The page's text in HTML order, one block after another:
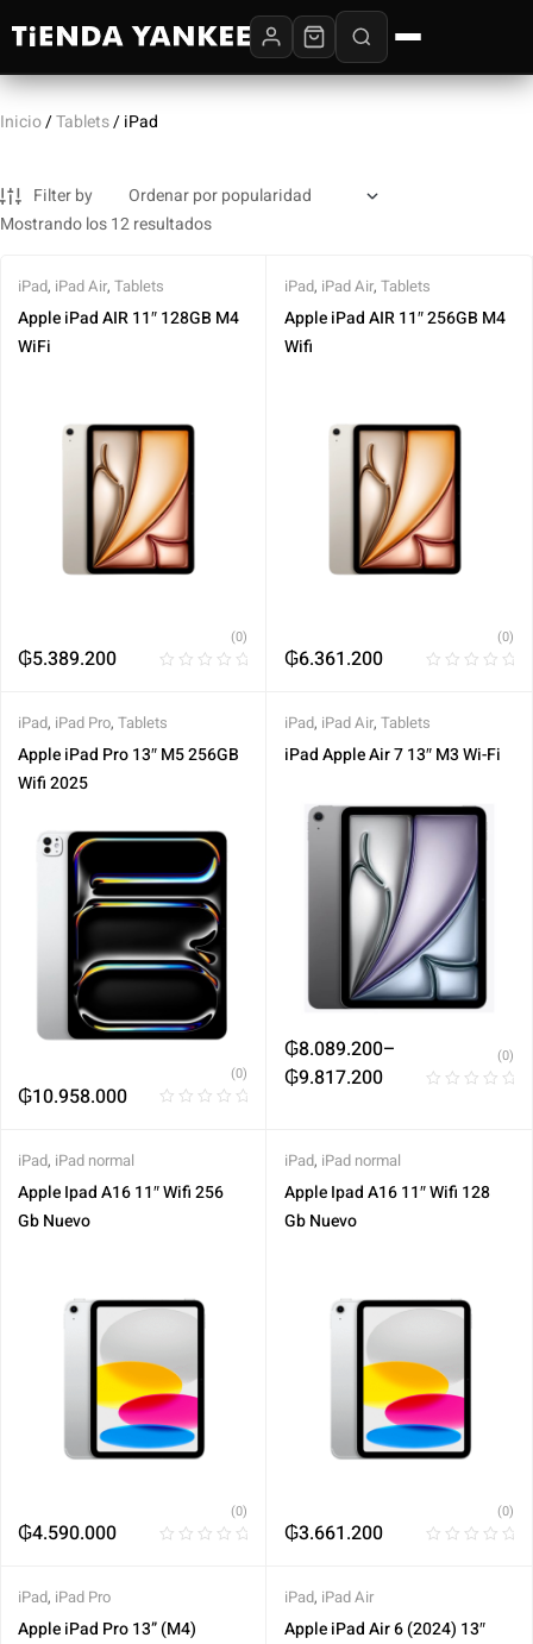
Inicio/Tablets/ iPad
Filter by
Mostrando los 12 resultados
iPad, iPad Air, Tablets
Apple iPad AIR 11″ 128GB M4
WiFi
₲5.389.200
(0)
iPad, iPad Air, Tablets
Apple iPad AIR 11″ 256GB M4
Wifi
₲6.361.200
(0)
iPad, iPad Pro, Tablets
Apple iPad Pro 13″ M5 256GB
Wifi 2025
₲10.958.000
(0)
iPad, iPad Air, Tablets
iPad Apple Air 7 13″ M3 Wi-Fi
₲8.089.200–
₲9.817.200
(0)
iPad, iPad normal
Apple Ipad A16 11″ Wifi 256
Gb Nuevo
₲4.590.000
(0)
iPad, iPad normal
Apple Ipad A16 11″ Wifi 128
Gb Nuevo
₲3.661.200
(0)
iPad, iPad Pro
Apple iPad Pro 13” (M4)
iPad, iPad Air
Apple‎ iPad Air 6 (2024) 13″